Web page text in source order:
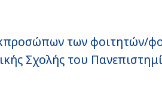
των φοιτητών/
Σχολής του